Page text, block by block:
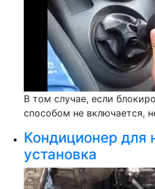
В том случае, если
способом не включается,
Кондиционер для
установка